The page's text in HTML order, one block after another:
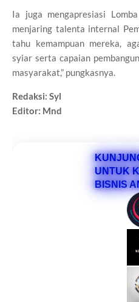
Ia juga mengapresiasi
menjaring talenta internal
tahu kemampuan mereka,
syiar serta capaian
masyarakat,” pungkasnya.
Redaksi: Syl
Editor: Mnd
UNTUK
BISNIS